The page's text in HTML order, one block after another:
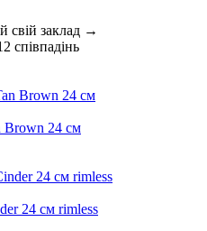
свій заклад →
співпадінь
Brown 24 см
24 см rimless